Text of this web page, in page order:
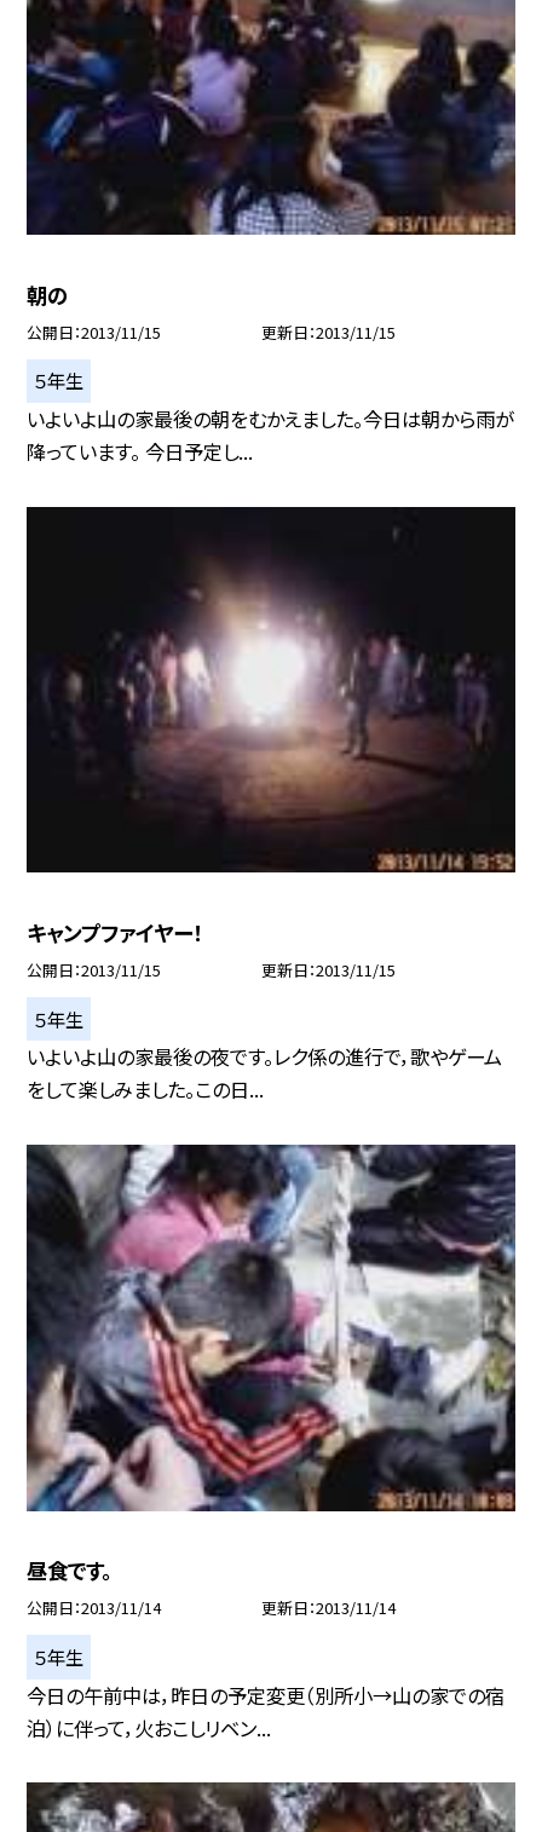
朝の
公開日 2013/11/15 更新日 2013/11/15
５年生
いよいよ山の家最後の朝をむかえました。今日は朝から雨が
降っています。 今日予定し...
キャンプファイヤー！
公開日 2013/11/15 更新日 2013/11/15
５年生
いよいよ山の家最後の夜です。レク係の進行で，歌やゲーム
をして楽しみました。この日...
昼食です。
公開日 2013/11/14 更新日 2013/11/14
５年生
今日の午前中は，昨日の予定変更（別所小→山の家での宿
泊）に伴って，火おこしリベン...